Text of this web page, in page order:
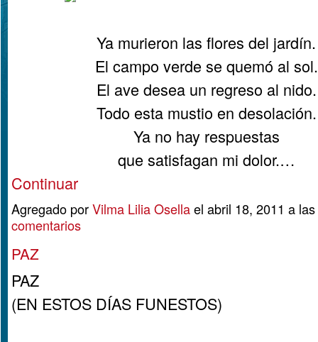
Ya murieron las flores del jardín.
El campo verde se quemó al sol.
El ave desea un regreso al nido.
Todo esta mustio en desolación.
Ya no hay respuestas
que satisfagan mi dolor.…
Continuar
Agregado porVilma Lilia Osellael abril 18, 2011 a
comentarios
PAZ
PAZ
(EN ESTOS DÍAS FUNESTOS)